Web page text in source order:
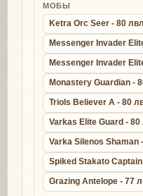
МОБЫ
Ketra Orc Seer - 80 лвл
Messenger Invader
Messenger Invader
Monastery Guardian -
Triols Believer A - 80
Varkas Elite Guard - 80
Varka Silenos Shaman
Spiked Stakato
Grazing Antelope - 77